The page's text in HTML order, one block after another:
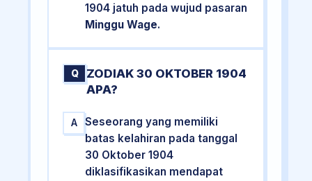
1904 jatuh pada wujud pasaran
Minggu Wage.
Q
ZODIAK 30 OKTOBER 1904
APA?
A
Seseorang yang memiliki
batas kelahiran pada tanggal
30 Oktober 1904
diklasifikasikan mendapat